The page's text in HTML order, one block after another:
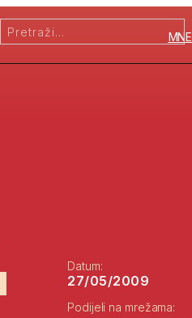
MNE
Datum:
27/05/2009
Podijeli na mrežama: